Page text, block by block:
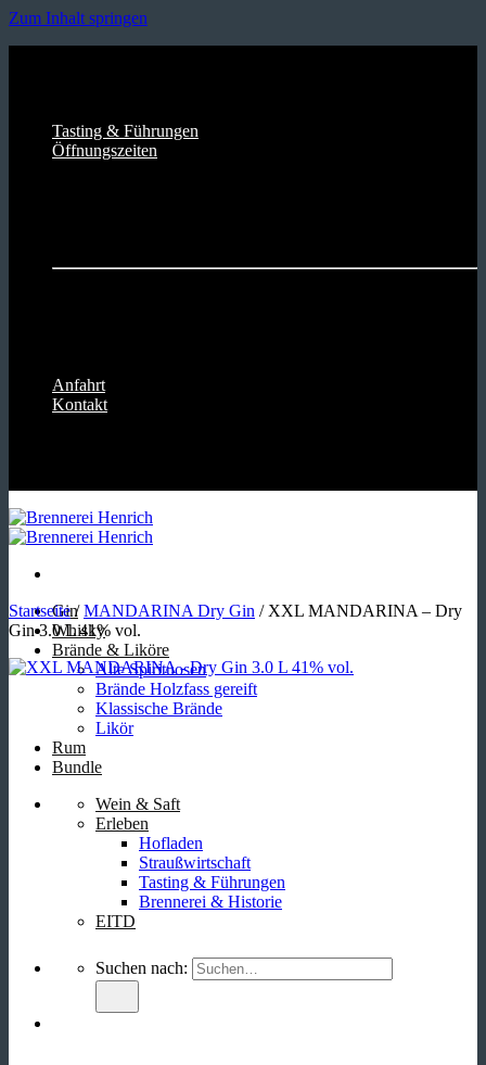
Zum Inhalt springen
Tasting & Führungen
Öffnungszeiten
Anfahrt
Kontakt
Gin
Whisky
Brände & Liköre
Alte Spirituosen
Brände Holzfass gereift
Klassische Brände
Likör
Rum
Bundle
Wein & Saft
Erleben
Hofladen
Straußwirtschaft
Tasting & Führungen
Brennerei & Historie
EITD
Suchen nach:
Startseite/MANDARINA Dry Gin / XXL MANDARINA – Dry
Gin 3.0 L 41% vol.